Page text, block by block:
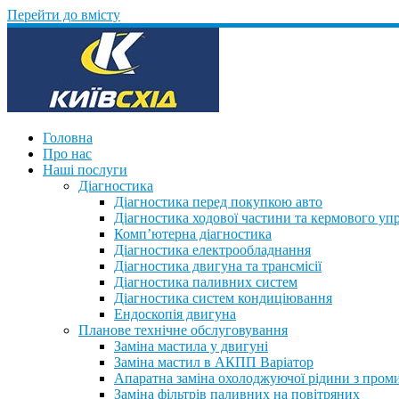
Перейти до вмісту
Головна
Про нас
Наші послуги
Діагностика
Діагностика перед покупкою авто
Діагностика ходової частини та кермового
Комп’ютерна діагностика
Діагностика електрообладнання
Діагностика двигуна та трансмісії
Діагностика паливних систем
Діагностика систем кондиціювання
Ендоскопія двигуна
Планове технічне обслуговування
Заміна мастила у двигуні
Заміна мастил в АКПП Варіатор
Апаратна заміна охолоджуючої рідини з
Заміна фільтрів паливних на повітряних